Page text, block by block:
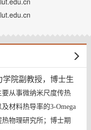
院副教授，博士生
要从事微纳米尺度传热
材料热导率的3-Omega
物理研究所；博士期